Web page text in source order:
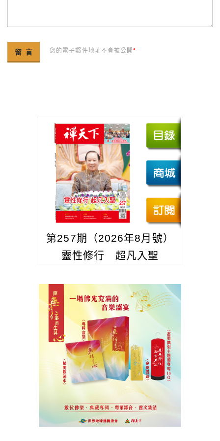
您的電子郵件地址不會被公開*
第257期（2026年8月號）
靈性修行 超凡入聖